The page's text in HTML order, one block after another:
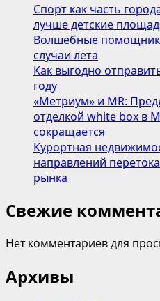
Спорт как часть
лучше детские
Волшебные
случаи лета
Как выгодно
году
«Метриум» и MR:
отделкой white box в
сокращается
Курортная
направлений
рынка
Свежие
Нет комментариев для
Архивы